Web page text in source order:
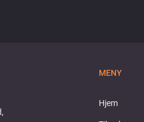
MENY
Hjem